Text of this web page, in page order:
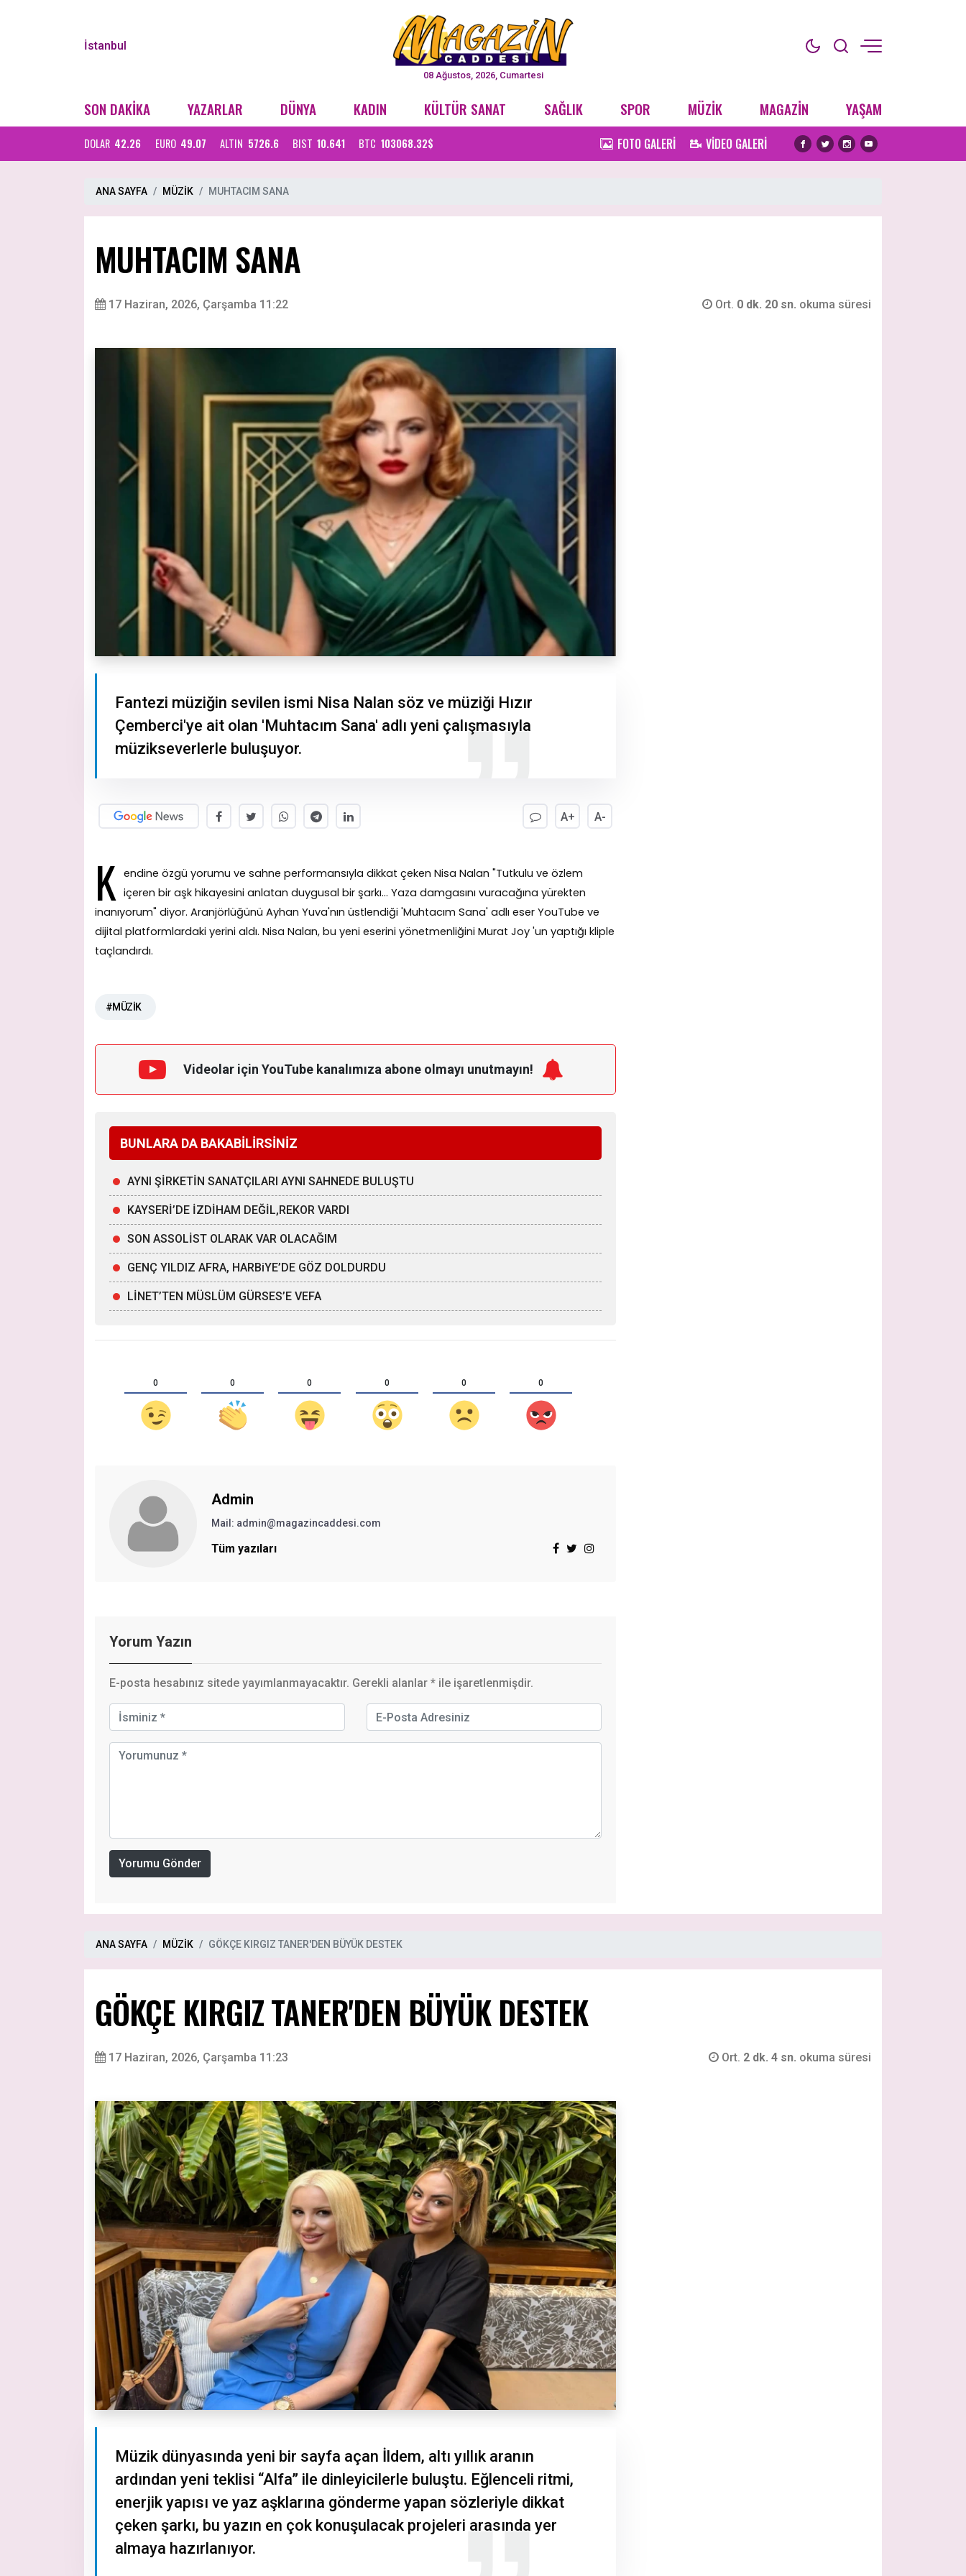
İstanbul
08 Ağustos, 2026, Cumartesi
SON DAKİKA YAZARLAR DÜNYA KADIN KÜLTÜR SANAT SAĞLIK SPOR MÜZİK MAGAZİN YAŞAM
DOLAR 42.26 EURO 49.07 ALTIN 5726.6 BIST 10.641 BTC 103068.32$ FOTO GALERİ VİDEO GALERİ
ANA SAYFA MÜZİK MUHTACIM SANA
MUHTACIM SANA
17 Haziran, 2026, Çarşamba 11:22 Ort. 0 dk. 20 sn. okuma süresi
Fantezi müziğin sevilen ismi Nisa Nalan söz ve müziği Hızır
Çemberci'ye ait olan 'Muhtacım Sana' adlı yeni çalışmasıyla
müzikseverlerle buluşuyor.
A+ A-
K endine özgü yorumu ve sahne performansıyla dikkat çeken Nisa Nalan "Tutkulu ve özlem
içeren bir aşk hikayesini anlatan duygusal bir şarkı... Yaza damgasını vuracağına yürekten
inanıyorum" diyor. Aranjörlüğünü Ayhan Yuva'nın üstlendiği 'Muhtacım Sana' adlı eser YouTube ve
dijital platformlardaki yerini aldı. Nisa Nalan, bu yeni eserini yönetmenliğini Murat Joy 'un yaptığı kliple
taçlandırdı.
#MÜZİK
Videolar için YouTube kanalımıza abone olmayı unutmayın!
BUNLARA DA BAKABİLİRSİNİZ
AYNI ŞİRKETİN SANATÇILARI AYNI SAHNEDE BULUŞTU
KAYSERİ’DE İZDİHAM DEĞİL,REKOR VARDI
SON ASSOLİST OLARAK VAR OLACAĞIM
GENÇ YILDIZ AFRA, HARBiYE’DE GÖZ DOLDURDU
LİNET’TEN MÜSLÜM GÜRSES’E VEFA
0 0 0 0 0 0
Admin
Mail: admin@magazincaddesi.com
Tüm yazıları
Yorum Yazın
E-posta hesabınız sitede yayımlanmayacaktır. Gerekli alanlar * ile işaretlenmişdir.
Yorumu Gönder
ANA SAYFA MÜZİK GÖKÇE KIRGIZ TANER'DEN BÜYÜK DESTEK
GÖKÇE KIRGIZ TANER'DEN BÜYÜK DESTEK
17 Haziran, 2026, Çarşamba 11:23 Ort. 2 dk. 4 sn. okuma süresi
Müzik dünyasında yeni bir sayfa açan İldem, altı yıllık aranın
ardından yeni teklisi “Alfa” ile dinleyicilerle buluştu. Eğlenceli ritmi,
enerjik yapısı ve yaz aşklarına gönderme yapan sözleriyle dikkat
çeken şarkı, bu yazın en çok konuşulacak projeleri arasında yer
almaya hazırlanıyor.